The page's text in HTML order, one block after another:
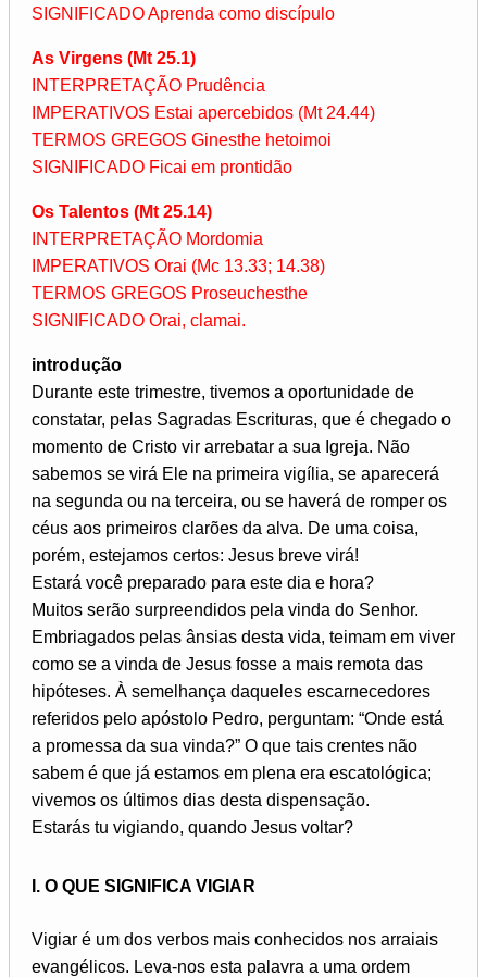
SIGNIFICADO Aprenda como discípulo
As Virgens (Mt 25.1)
INTERPRETAÇÃO Prudência
IMPERATIVOS Estai apercebidos (Mt 24.44)
TERMOS GREGOS Ginesthe hetoimoi
SIGNIFICADO Ficai em prontidão
Os Talentos (Mt 25.14)
INTERPRETAÇÃO Mordomia
IMPERATIVOS Orai (Mc 13.33; 14.38)
TERMOS GREGOS Proseuchesthe
SIGNIFICADO Orai, clamai.
introdução
Durante este trimestre, tivemos a oportunidade de
constatar, pelas Sagradas Escrituras, que é chegado o
momento de Cristo vir arrebatar a sua Igreja. Não
sabemos se virá Ele na primeira vigília, se aparecerá
na segunda ou na terceira, ou se haverá de romper os
céus aos primeiros clarões da alva. De uma coisa,
porém, estejamos certos: Jesus breve virá!
Estará você preparado para este dia e hora?
Muitos serão surpreendidos pela vinda do Senhor.
Embriagados pelas ânsias desta vida, teimam em viver
como se a vinda de Jesus fosse a mais remota das
hipóteses. À semelhança daqueles escarnecedores
referidos pelo apóstolo Pedro, perguntam: “Onde está
a promessa da sua vinda?” O que tais crentes não
sabem é que já estamos em plena era escatológica;
vivemos os últimos dias desta dispensação.
Estarás tu vigiando, quando Jesus voltar?
I. O QUE SIGNIFICA VIGIAR
Vigiar é um dos verbos mais conhecidos nos arraiais
evangélicos. Leva-nos esta palavra a uma ordem